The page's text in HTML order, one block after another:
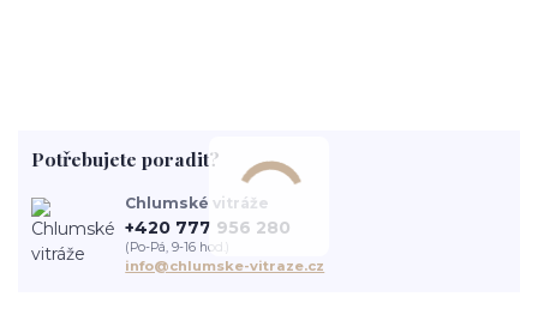
Potřebujete poradit?
Chlumské vitráže
+420 777 956 280
(Po-Pá, 9-16 hod.)
info@chlumske-vitraze.cz